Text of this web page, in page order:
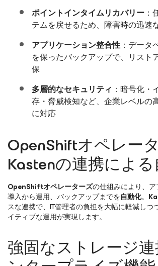
ポイントインタイムリカバリー ：
テムを戻せるため、障害時の迅速
アプリケーション整合性：データ
を保ったバックアップで、リスト
保
多層的なセキュリティ ：暗号化・
存・脅威検知など、企業レベルの
に対応
OpenShiftオペレー
Kastenの連携によ
OpenShiftオペレーターズの仕組みにより、
導入から運用、バックアップまでを自動化。
スな連携で、IT管理者の負担を大幅に軽減しつつ
イティブな運用が実現します。
強固なストレージ